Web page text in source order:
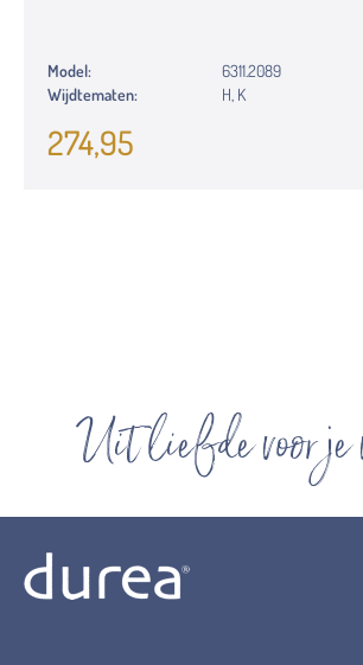
Model:
6311.2089
Wijdtematen:
H, K
274,95
Uit liefde voor je